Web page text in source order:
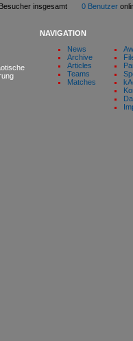
insgesamt 0 Benutzer
NAVIGATION
News
Archive
Articles
Teams
Matches